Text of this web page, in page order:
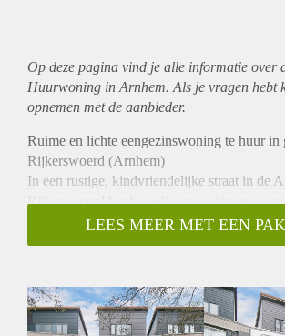
Op deze pagina vind je alle informatie over
Huurwoning in Arnhem. Als je vragen hebt
opnemen met de aanbieder.
Ruime en lichte eengezinswoning te huur in
Rijkerswoerd (Arnhem)
In een rustige, kindvriendelijke straat in de
Rijkerswoerd bieden wij deze ruime
huur aan. De woning is ideaal gelegen:
dagelijkse voorzieningen binnen handbereik.
Aan de voorzijde van de woning bevindt
keuken, met prettig uitzicht op de straat.
LEES MEER MET EEN